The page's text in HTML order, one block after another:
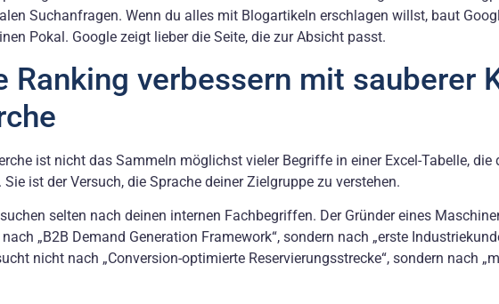
Suchanfragen. Wenn du alles mit Blogartikeln erschlagen willst, baut
Pokal. Google zeigt lieber die Seite, die zur Absicht passt.
Ranking verbessern mit sauberer
ist nicht das Sammeln möglichst vieler Begriffe in einer Excel-Tabelle, die
ist der Versuch, die Sprache deiner Zielgruppe zu verstehen.
selten nach deinen internen Fachbegriffen. Der Gründer eines
„B2B Demand Generation Framework“, sondern nach „erste
nicht nach „Conversion-optimierte Reservierungsstrecke“, sondern nach